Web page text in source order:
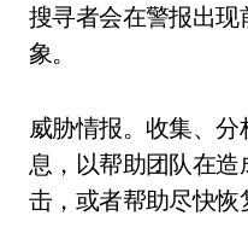
搜寻者会在警报出
象。
威胁情报。收集、
息，以帮助团队在
击，或者帮助尽快恢